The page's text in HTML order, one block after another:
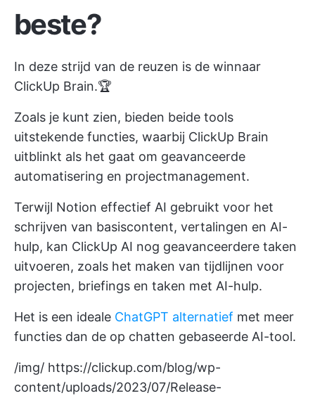
beste?
In deze strijd van de reuzen is de winnaar
ClickUp Brain.🏆
Zoals je kunt zien, bieden beide tools
uitstekende functies, waarbij ClickUp Brain
uitblinkt als het gaat om geavanceerde
automatisering en projectmanagement.
Terwijl Notion effectief AI gebruikt voor het
schrijven van basiscontent, vertalingen en AI-
hulp, kan ClickUp AI nog geavanceerdere taken
uitvoeren, zoals het maken van tijdlijnen voor
projecten, briefings en taken met AI-hulp.
Het is een ideale ChatGPT alternatief met meer
functies dan de op chatten gebaseerde AI-tool.
/img/ https://clickup.com/blog/wp-
content/uploads/2023/07/Release-